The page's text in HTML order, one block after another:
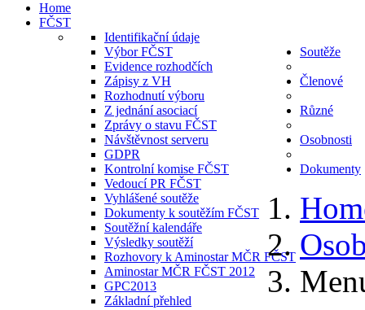
Home
FČST
Identifikační údaje
Výbor FČST
Evidence rozhodčích
Zápisy z VH
Rozhodnutí výboru
Z jednání asociací
Zprávy o stavu FČST
Návštěvnost serveru
GDPR
Kontrolní komise FČST
Vedoucí PR FČST
Soutěže
Vyhlášené soutěže
Dokumenty k soutěžím FČST
Soutěžní kalendáře
Výsledky soutěží
Rozhovory k Aminostar MČR FČST
Aminostar MČR FČST 2012
GPC2013
Členové
Základní přehled
Různé
Osobnosti
Dokumenty